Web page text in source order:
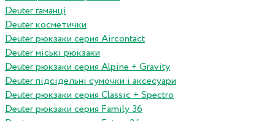
Deuter гаманці
Deuter косметички
Deuter рюкзаки серия Aircontact
Deuter міські рюкзаки
Deuter рюкзаки серия Alpine + Gravity
Deuter підсідельні сумочки і аксесуари
Deuter рюкзаки серия Classic + Spectro
Deuter рюкзаки серия Family 36